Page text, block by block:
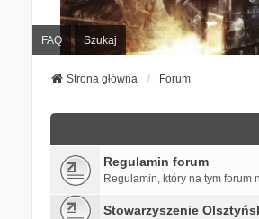
FAQ Szukaj
Strona główna Forum
Regulamin forum
Regulamin, który na tym forum
Stowarzyszenie